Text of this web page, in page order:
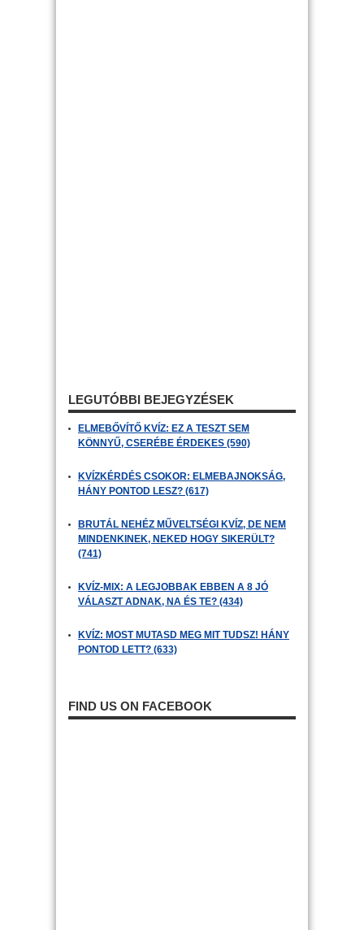
LEGUTÓBBI BEJEGYZÉSEK
ELMEBŐVÍTŐ KVÍZ: EZ A TESZT SEM
KÖNNYŰ, CSERÉBE ÉRDEKES (590)
KVÍZKÉRDÉS CSOKOR: ELMEBAJNOKSÁG,
HÁNY PONTOD LESZ? (617)
BRUTÁL NEHÉZ MŰVELTSÉGI KVÍZ, DE NEM
MINDENKINEK, NEKED HOGY SIKERÜLT?
(741)
KVÍZ-MIX: A LEGJOBBAK EBBEN A 8 JÓ
VÁLASZT ADNAK, NA ÉS TE? (434)
KVÍZ: MOST MUTASD MEG MIT TUDSZ! HÁNY
PONTOD LETT? (633)
FIND US ON FACEBOOK